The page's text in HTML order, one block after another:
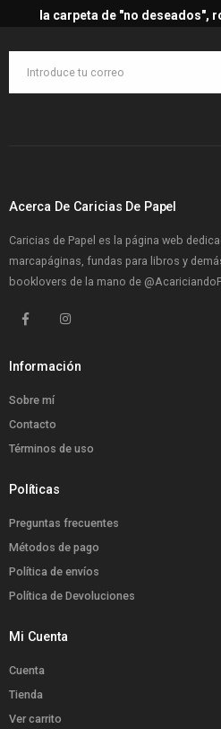
la carpeta de "no deseados",
Acerca De Caricias De Papel
Caricias de Papel es la página web
marcapáginas, fundas para libros y
booklovers de la mano de
Información
Sobre mí
Contacto
Términos de uso
Políticas
Preguntas frecuentes
Métodos de pago
Política de envíos
Política de Devoluciones
Mi Cuenta
Cuenta
Tienda
Ver carrito